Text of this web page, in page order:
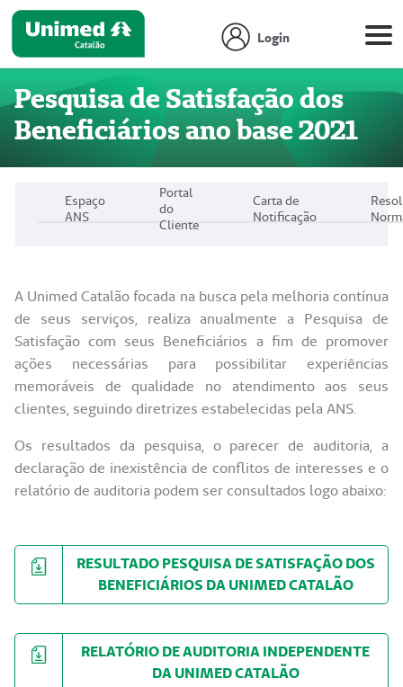
Login
Pesquisa de Satisfação dos
Beneficiários ano base 2021
Espaço
ANS
Portal
do
Cliente
Carta de
Notificação
A Unimed Catalão focada na busca pela melhoria contínua
de seus serviços, realiza anualmente a Pesquisa de
Satisfação com seus Beneficiários a fim de promover
ações necessárias para possibilitar experiências
memoráveis de qualidade no atendimento aos seus
clientes, seguindo diretrizes estabelecidas pela ANS.
Os resultados da pesquisa, o parecer de auditoria, a
declaração de inexistência de conflitos de interesses e o
relatório de auditoria podem ser consultados logo abaixo:
RESULTADO PESQUISA DE SATISFAÇÃO DOS
BENEFICIÁRIOS DA UNIMED CATALÃO
RELATÓRIO DE AUDITORIA INDEPENDENTE
DA UNIMED CATALÃO